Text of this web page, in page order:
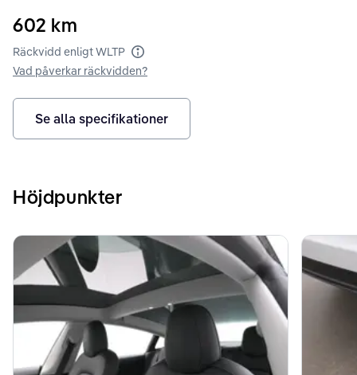
602 km
Räckvidd enligt WLTP Räckvidd enligt WLTP
Vad påverkar räckvidden?
Se alla specifikationer
Höjdpunkter